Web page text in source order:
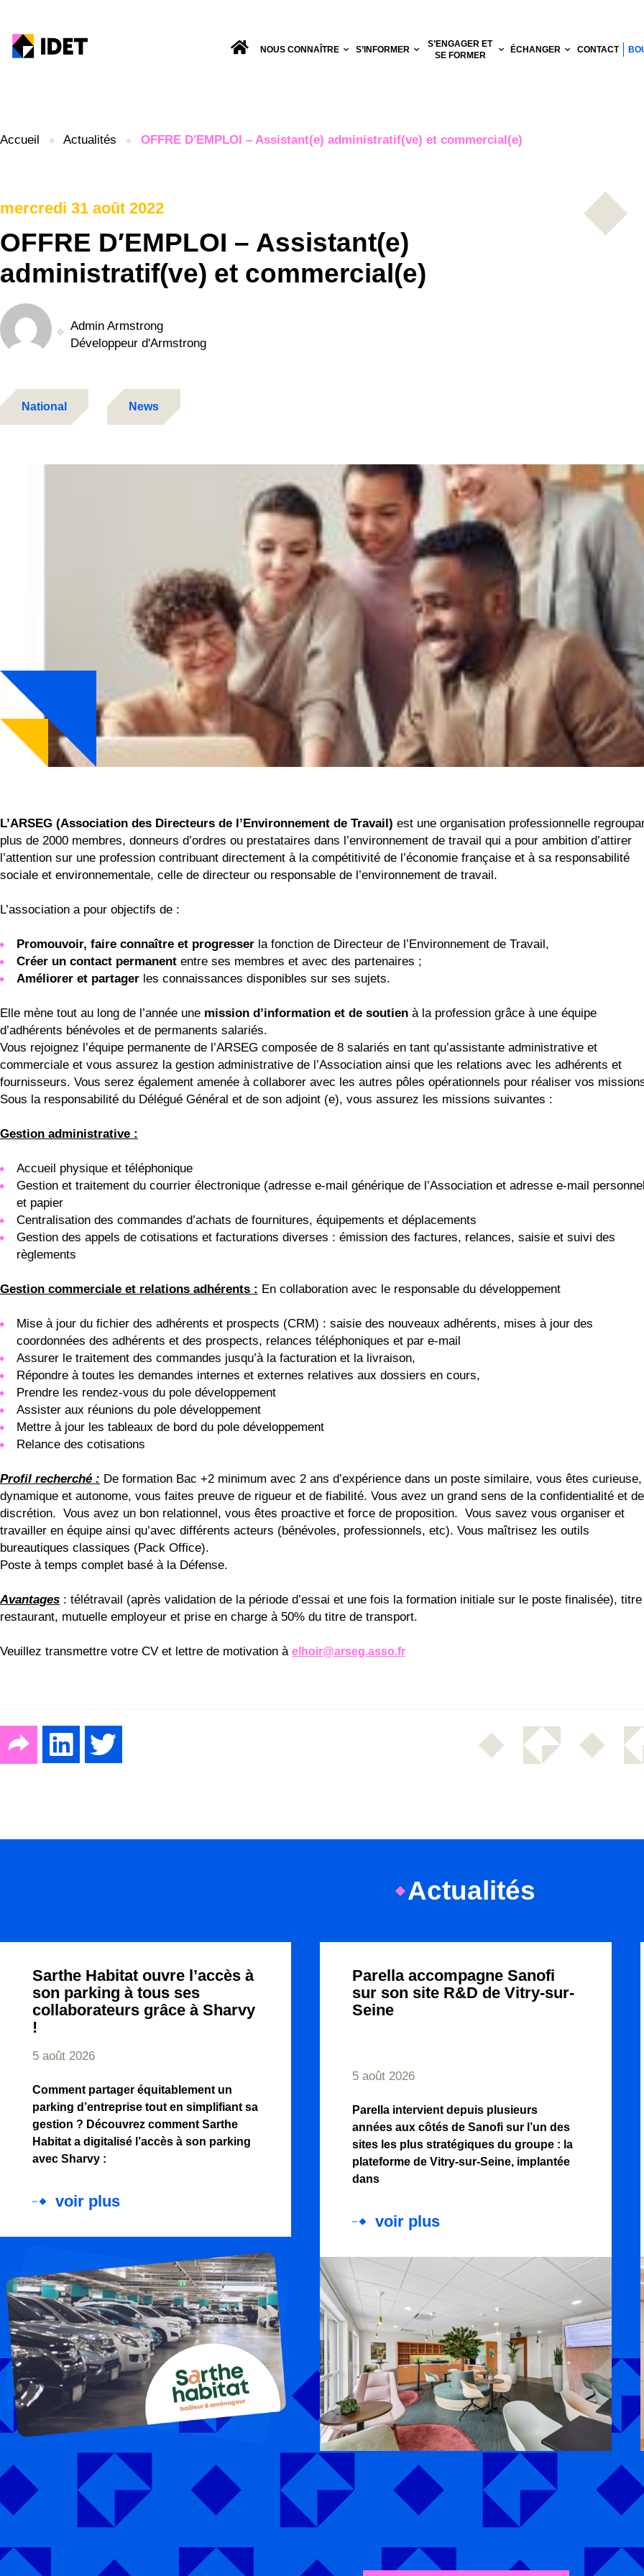
NOUS CONNAÎTRE S’INFORMER
S’ENGAGER ET
SE FORMER
ÉCHANGER CONTACT
Accueil Actualités OFFRE D′EMPLOI – Assistant(e) administratif(ve) et commercial(e)
mercredi 31 août 2022
OFFRE D′EMPLOI – Assistant(e)
administratif(ve) et commercial(e)
Admin Armstrong
Développeur d'Armstrong
L’ARSEG (Association des Directeurs de l’Environnement de Travail) est une organisation professionnelle
plus de 2000 membres, donneurs d’ordres ou prestataires dans l’environnement de travail qui a pour ambition d’attirer
l’attention sur une profession contribuant directement à la compétitivité de l’économie française et à sa responsabilité
sociale et environnementale, celle de directeur ou responsable de l’environnement de travail.
L’association a pour objectifs de :
Promouvoir, faire connaître et progresser la fonction de Directeur de l’Environnement de Travail,
Créer un contact permanent entre ses membres et avec des partenaires ;
Améliorer et partager les connaissances disponibles sur ses sujets.
Elle mène tout au long de l’année une mission d’information et de soutien à la profession grâce à une équipe
d’adhérents bénévoles et de permanents salariés.
Vous rejoignez l’équipe permanente de l’ARSEG composée de 8 salariés en tant qu’assistante administrative et
commerciale et vous assurez la gestion administrative de l’Association ainsi que les relations avec les adhérents et
fournisseurs. Vous serez également amenée à collaborer avec les autres pôles opérationnels pour réaliser vos
Sous la responsabilité du Délégué Général et de son adjoint (e), vous assurez les missions suivantes :
Gestion administrative :
Accueil physique et téléphonique
Gestion et traitement du courrier électronique (adresse e-mail générique de l’Association et adresse e-mail
et papier
Centralisation des commandes d’achats de fournitures, équipements et déplacements
Gestion des appels de cotisations et facturations diverses : émission des factures, relances, saisie et suivi des
règlements
Gestion commerciale et relations adhérents : En collaboration avec le responsable du développement
Mise à jour du fichier des adhérents et prospects (CRM) : saisie des nouveaux adhérents, mises à jour des
coordonnées des adhérents et des prospects, relances téléphoniques et par e-mail
Assurer le traitement des commandes jusqu’à la facturation et la livraison,
Répondre à toutes les demandes internes et externes relatives aux dossiers en cours,
Prendre les rendez-vous du pole développement
Assister aux réunions du pole développement
Mettre à jour les tableaux de bord du pole développement
Relance des cotisations
Profil recherché : De formation Bac +2 minimum avec 2 ans d’expérience dans un poste similaire, vous êtes curieuse,
dynamique et autonome, vous faites preuve de rigueur et de fiabilité. Vous avez un grand sens de la confidentialité et
discrétion. Vous avez un bon relationnel, vous êtes proactive et force de proposition. Vous savez vous organiser et
travailler en équipe ainsi qu’avec différents acteurs (bénévoles, professionnels, etc). Vous maîtrisez les outils
bureautiques classiques (Pack Office).
Poste à temps complet basé à la Défense.
Avantages : télétravail (après validation de la période d’essai et une fois la formation initiale sur le poste finalisée), titre
restaurant, mutuelle employeur et prise en charge à 50% du titre de transport.
Veuillez transmettre votre CV et lettre de motivation à elhoir@arseg.asso.fr
Actualités
Sarthe Habitat ouvre l’accès à
son parking à tous ses
collaborateurs grâce à Sharvy
!
5 août 2026
Comment partager équitablement un
parking d’entreprise tout en simplifiant sa
gestion ? Découvrez comment Sarthe
Habitat a digitalisé l’accès à son parking
avec Sharvy :
voir plus
Parella accompagne Sanofi
sur son site R&D de Vitry-sur-
Seine
5 août 2026
Parella intervient depuis plusieurs
années aux côtés de Sanofi sur l’un des
sites les plus stratégiques du groupe : la
plateforme de Vitry-sur-Seine, implantée
dans
voir plus